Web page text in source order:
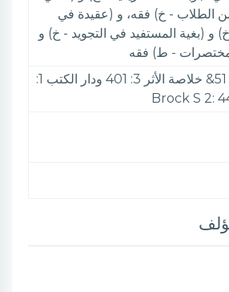
الطلاب - خ) فقه، و (عقيدة في
خ) و (بغية المستفيد في التجويد - خ) و
- ط) فقه
الأعلام 6: 51& خلاصة الأثر 3: 401 ودار الكتب 1: